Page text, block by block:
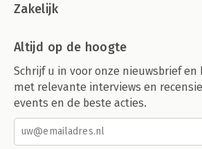
Zakelijk
Altijd op de hoogte
Schrijf u in voor onze nieuwsbrief
met relevante interviews en
events en de beste acties.